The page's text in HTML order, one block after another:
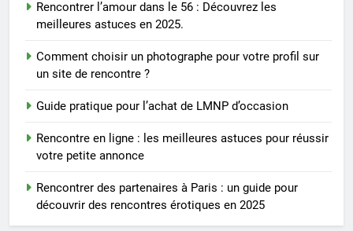
Rencontrer l’amour dans le 56 : Découvrez les
meilleures astuces en 2025.
Comment choisir un photographe pour votre profil sur
un site de rencontre ?
Guide pratique pour l’achat de LMNP d’occasion
Rencontre en ligne : les meilleures astuces pour réussir
votre petite annonce
Rencontrer des partenaires à Paris : un guide pour
découvrir des rencontres érotiques en 2025